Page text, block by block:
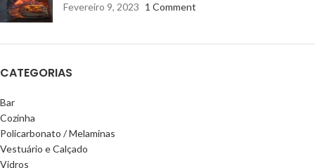
Fevereiro 9, 2023 1 Comment
CATEGORIAS
Bar
Cozinha
Policarbonato / Melaminas
Vestuário e Calçado
Vidros